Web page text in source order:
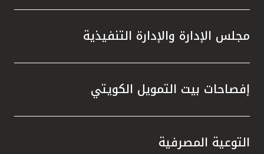
مجلس الإدارة والإدارة التنفيذية
إفصاحات بيت التمويل الكويتي
التوعية المصرفية